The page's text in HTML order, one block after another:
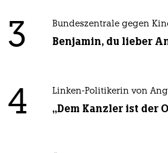
3 Bundeszentrale gegen
Benjamin, du lieber
4 Linken-Politikerin von
„Dem Kanzler ist der